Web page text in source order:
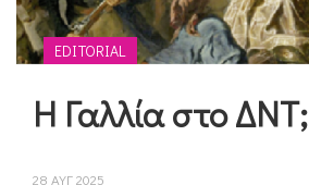
EDITORIAL
Η Γαλλία στο ΔΝΤ;
28 ΑΥΓ 2025